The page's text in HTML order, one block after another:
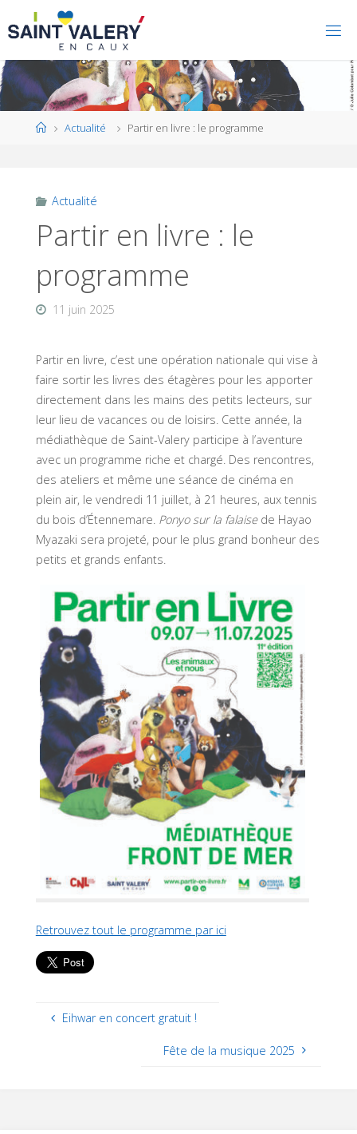
HomeActualité Partir en livre : le programme
Actualité
Partir en livre : le
programme
11 juin 2025
Partir en livre, c’est une opération nationale qui vise à
faire sortir les livres des étagères pour les apporter
directement dans les mains des petits lecteurs, sur
leur lieu de vacances ou de loisirs. Cette année, la
médiathèque de Saint-Valery participe à l’aventure
avec un programme riche et chargé. Des rencontres,
des ateliers et même une séance de cinéma en
plein air, le vendredi 11 juillet, à 21 heures, aux tennis
du bois d’Étennemare. Ponyo sur la falaisede Hayao
Myazaki sera projeté, pour le plus grand bonheur des
petits et grands enfants.
Retrouvez tout le programme par ici
Eihwar en concert gratuit !
Fête de la musique 2025